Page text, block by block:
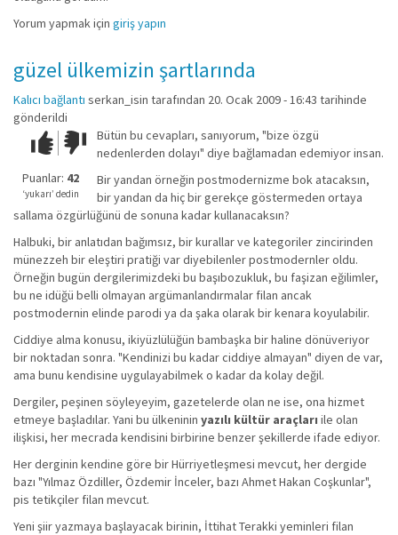
Yorum yapmak için giriş yapın
güzel ülkemizin şartlarında
Kalıcı bağlantı serkan_isin tarafından 20. Ocak 2009 - 16:43 tarihinde
gönderildi
Çok iyi!O
kadar
iyi
değil!
Puanlar: 42
‘yukarı’ dedin
Bütün bu cevapları, sanıyorum, "bize özgü
nedenlerden dolayı" diye bağlamadan edemiyor insan.
Bir yandan örneğin postmodernizme bok atacaksın,
bir yandan da hiç bir gerekçe göstermeden ortaya
sallama özgürlüğünü de sonuna kadar kullanacaksın?
Halbuki, bir anlatıdan bağımsız, bir kurallar ve kategoriler zincirinden
münezzeh bir eleştiri pratiği var diyebilenler postmodernler oldu.
Örneğin bugün dergilerimizdeki bu başıbozukluk, bu faşizan eğilimler,
bu ne idüğü belli olmayan argümanlandırmalar filan ancak
postmodernin elinde parodi ya da şaka olarak bir kenara koyulabilir.
Ciddiye alma konusu, ikiyüzlülüğün bambaşka bir haline dönüveriyor
bir noktadan sonra. "Kendinizi bu kadar ciddiye almayan" diyen de var,
ama bunu kendisine uygulayabilmek o kadar da kolay değil.
Dergiler, peşinen söyleyeyim, gazetelerde olan ne ise, ona hizmet
etmeye başladılar. Yani bu ülkeninin yazılı kültür araçları ile olan
ilişkisi, her mecrada kendisini birbirine benzer şekillerde ifade ediyor.
Her derginin kendine göre bir Hürriyetleşmesi mevcut, her dergide
bazı "Yılmaz Özdiller, Özdemir İnceler, bazı Ahmet Hakan Coşkunlar",
pis tetikçiler filan mevcut.
Yeni şiir yazmaya başlayacak birinin, İttihat Terakki yeminleri filan